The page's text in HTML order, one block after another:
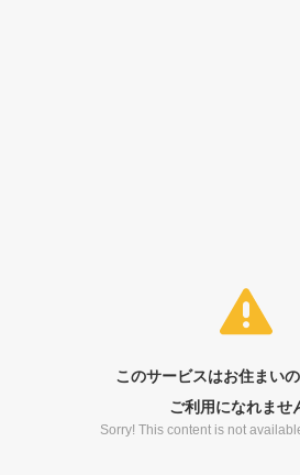
このサービスはお住まい
ご利用になれませ
Sorry! This content is not